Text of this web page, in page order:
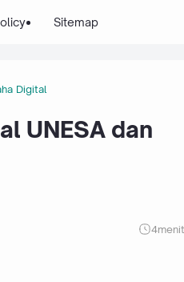
Sitemap
Digital
UNESA dan
4